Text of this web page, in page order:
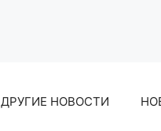
ДРУГИЕ НОВОСТИ